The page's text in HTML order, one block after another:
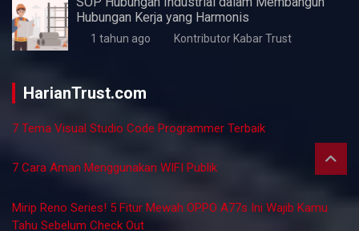
Peluang Karier dalam Industri Arsitektur: Temukan
Lowongan Kerja yang Tepat
7 bulan ago Kabar Trust
7 bulan ago
Membangun Pendidikan Karakter Berbasis Nilai
Universal: Upaya Strategis Mengatasi Krisis
Moral di Lingkungan Pendidikan Tinggi